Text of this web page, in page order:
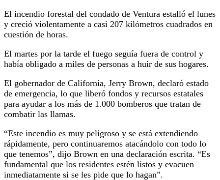
El incendio forestal del condado de Ventura estalló el lunes
y creció violentamente a casi 207 kilómetros cuadrados en
cuestión de horas.
El martes por la tarde el fuego seguía fuera de control y
había obligado a miles de personas a huir de sus hogares.
El gobernador de California, Jerry Brown, declaró estado
de emergencia, lo que liberó fondos y recursos estatales
para ayudar a los más de 1.000 bomberos que tratan de
combatir las llamas.
“Este incendio es muy peligroso y se está extendiendo
rápidamente, pero continuaremos atacándolo con todo lo
que tenemos”, dijo Brown en una declaración escrita. “Es
fundamental que los residentes estén listos y evacuen
inmediatamente si se les pide que lo hagan”.